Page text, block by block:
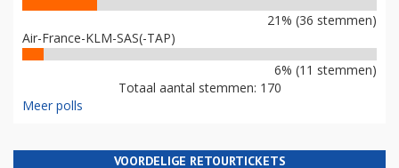
21% (36 stemmen)
Air-France-KLM-SAS(-TAP)
6% (11 stemmen)
Totaal aantal stemmen: 170
Meer polls
VOORDELIGE RETOURTICKETS